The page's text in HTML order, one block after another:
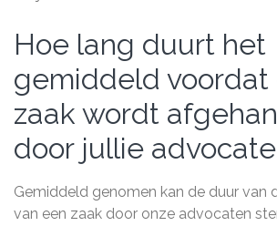
Hoe lang duurt het
gemiddeld voordat
zaak wordt
door jullie
Gemiddeld genomen kan de duur van
van een zaak door onze advocaten